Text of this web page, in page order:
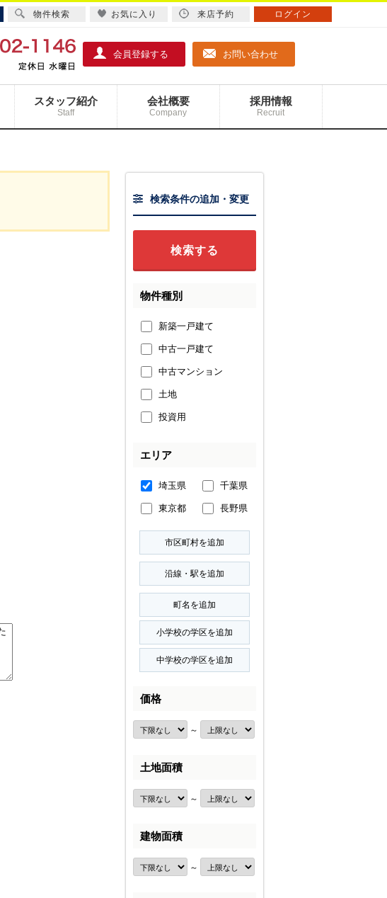
会員登録する お問い合わせ
スタッフ紹介
Staff
会社概要
Company
採用情報
Recruit
検索条件の追加・変更
物件種別
新築一戸建て
中古一戸建て
中古マンション
土地
投資用
エリア
埼玉県 千葉県
東京都 長野県
価格
～
土地面積
～
建物面積
～
物件検索 お気に入り 来店予約 ログイン